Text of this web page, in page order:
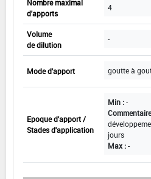
Nombre maximal
d'apports
4
Volume
de dilution
-
Mode d'apport goutte à
Epoque d'apport /
Stades d'application
Min :-
jours
Max :-